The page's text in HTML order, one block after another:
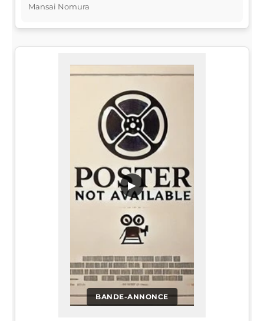
Mansai Nomura
BANDE-ANNONCE
▶